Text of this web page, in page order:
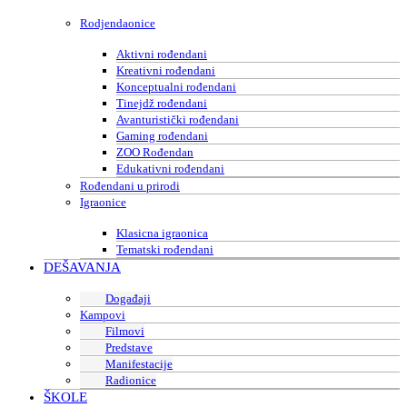
Rodjendaonice
Aktivni rođendani
Kreativni rođendani
Konceptualni rođendani
Tinejdž rođendani
Avanturistički rođendani
Gaming rođendani
ZOO Rođendan
Edukativni rođendani
Rođendani u prirodi
Igraonice
Klasicna igraonica
Tematski rođendani
DEŠAVANJA
Događaji
Kampovi
Filmovi
Predstave
Manifestacije
Radionice
ŠKOLE